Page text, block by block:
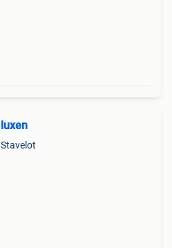
luxen
Stavelot